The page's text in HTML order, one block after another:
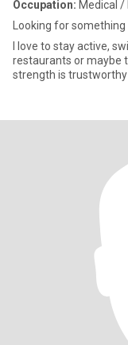
Occupation: Medical
Looking for
I love to stay active,
restaurants or maybe
strength is trustworthy